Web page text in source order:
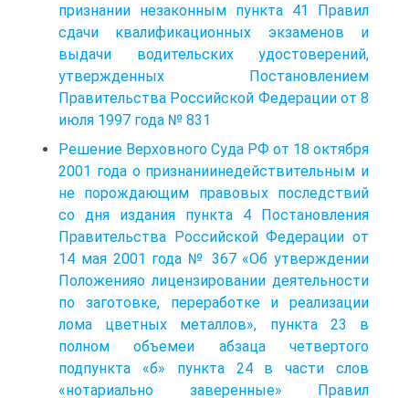
признании незаконным пункта 41 Правил
сдачи квалификационных экзаменов и
выдачи водительских удостоверений,
утвержденных Постановлением
Правительства Российской Федерации от 8
июля 1997 года № 831
Решение Верховного Суда РФ от 18 октября
2001 года о признаниинедействительным и
не порождающим правовых последствий
со дня издания пункта 4 Постановления
Правительства Российской Федерации от
14 мая 2001 года № 367 «Об утверждении
Положенияо лицензировании деятельности
по заготовке, переработке и реализации
лома цветных металлов», пункта 23 в
полном объемеи абзаца четвертого
подпункта «б» пункта 24 в части слов
«нотариально заверенные» Правил